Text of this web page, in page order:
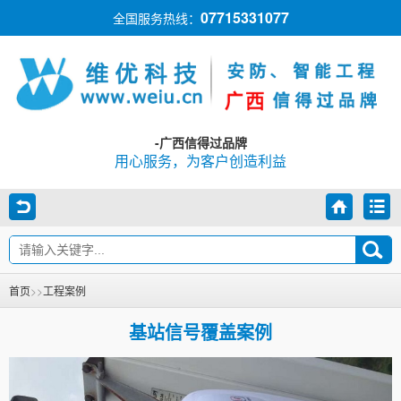
全国服务热线： 07715331077
-广西信得过品牌
用心服务，为客户创造利益
首页>>工程案例
基站信号覆盖案例